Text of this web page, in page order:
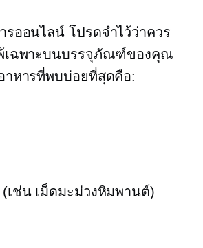
ออนไลน์ โปรดจำไว้ว่าควร
เฉพาะบนบรรจุภัณฑ์ของคุณ
าหารที่พบบ่อยที่สุดคือ:
เช่น เม็ดมะม่วงหิมพานต์)